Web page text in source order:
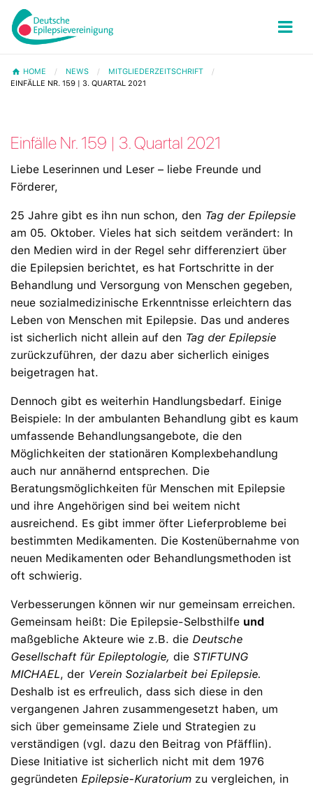
HOME NEWS
MITGLIEDERZEITSCHRIFT
EINFÄLLE NR. 159 | 3. QUARTAL 2021
Einfälle Nr. 159 | 3. Quartal 2021
Liebe Leserinnen und Leser – liebe Freunde und
Förderer,
25 Jahre gibt es ihn nun schon, den Tag der Epilepsie
am 05. Oktober. Vieles hat sich seitdem verändert: In
den Medien wird in der Regel sehr differenziert über
die Epilepsien berichtet, es hat Fortschritte in der
Behandlung und Versorgung von Menschen gegeben,
neue sozialmedizinische Erkenntnisse erleichtern das
Leben von Menschen mit Epilepsie. Das und anderes
ist sicherlich nicht allein auf den Tag der Epilepsie
zurückzuführen, der dazu aber sicherlich einiges
beigetragen hat.
Dennoch gibt es weiterhin Handlungsbedarf. Einige
Beispiele: In der ambulanten Behandlung gibt es kaum
umfassende Behandlungsangebote, die den
Möglichkeiten der stationären Komplexbehandlung
auch nur annähernd entsprechen. Die
Beratungsmöglichkeiten für Menschen mit Epilepsie
und ihre Angehörigen sind bei weitem nicht
ausreichend. Es gibt immer öfter Lieferprobleme bei
bestimmten Medikamenten. Die Kostenübernahme von
neuen Medikamenten oder Behandlungsmethoden ist
oft schwierig.
Verbesserungen können wir nur gemeinsam erreichen.
Gemeinsam heißt: Die Epilepsie-Selbsthilfe und
maßgebliche Akteure wie z.B. die Deutsche
Gesellschaft für Epileptologie, die STIFTUNG
MICHAEL, der Verein Sozialarbeit bei Epilepsie.
Deshalb ist es erfreulich, dass sich diese in den
vergangenen Jahren zusammengesetzt haben, um
sich über gemeinsame Ziele und Strategien zu
verständigen (vgl. dazu den Beitrag von Pfäfflin).
Diese Initiative ist sicherlich nicht mit dem 1976
gegründeten Epilepsie-Kuratorium zu vergleichen, in